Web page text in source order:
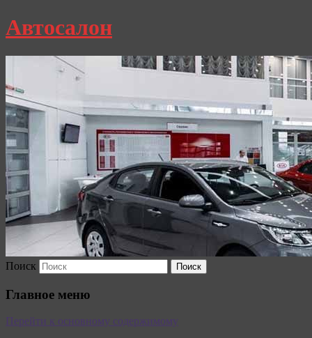
Автосалон
Поиск
Главное меню
Перейти к основному содержимому